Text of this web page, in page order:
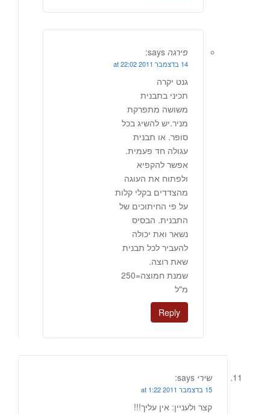
פירגה says:
14 בדצמבר 2011 at 22:02
גנט יקרה
תכיני בתבנית
משושה מתפרקת
מניר.יש להשיג בכל
סופר. או תבנית
עגולה חד פעמית.
אפשר להקפיא
ולפתוח את העוגה
מהצדדים בקלי קלות
על פי החיתוכים של
התבנית. הבסיס
נשאר ואת יכולה
להעביר לכל תבנית
שאת רוצה.
שמנת חמוצה=250
מ"ל
Reply
שירי says:
15 בדצמבר 2011 at 1:22
קצר ולעניין: אין עליך!!!